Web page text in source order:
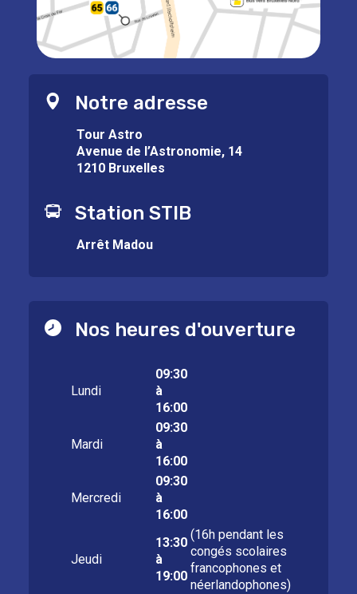
Notre adresse
Tour Astro
Avenue de l’Astronomie, 14
1210 Bruxelles
Station STIB
Arrêt Madou
Nos heures d'ouverture
Lundi
09:30
à
16:00
Mardi
09:30
à
16:00
Mercredi
09:30
à
16:00
Jeudi
13:30
à
19:00
(16h pendant les
congés scolaires
francophones et
néerlandophones)